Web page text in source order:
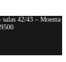
42/43 – Moema